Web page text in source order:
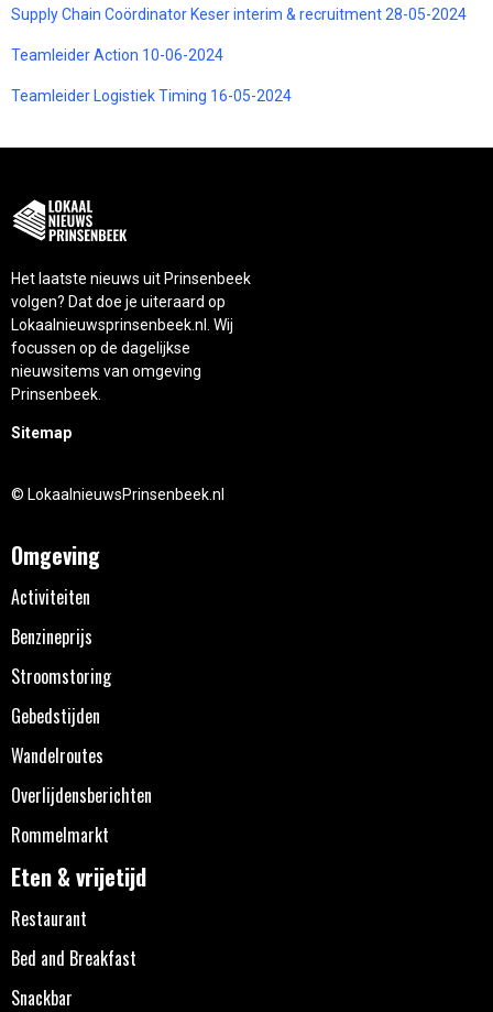
Supply Chain Coördinator Keser interim & recruitment 28-05-2024
Teamleider Action 10-06-2024
Teamleider Logistiek Timing 16-05-2024
Het laatste nieuws uit Prinsenbeek
volgen? Dat doe je uiteraard op
Lokaalnieuwsprinsenbeek.nl. Wij
focussen op de dagelijkse
nieuwsitems van omgeving
Prinsenbeek.
Sitemap
© LokaalnieuwsPrinsenbeek.nl
Omgeving
Activiteiten
Benzineprijs
Stroomstoring
Gebedstijden
Wandelroutes
Overlijdensberichten
Rommelmarkt
Eten & vrijetijd
Restaurant
Bed and Breakfast
Snackbar